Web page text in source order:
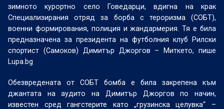
зимното курортно село Говедарци, вдигна на крак
Специализирания отряд за борба с тероризма (СОБТ),
военни формирования, полиция и жандармерия. Тя е била
предназначена за президента на футболния клуб Рилски
спортист (Самоков) Димитър Джоргов – Миткето, пише
Lupa.bg
Обезвредената от СОБТ бомба е била закрепена към
джантата на аудито на Димитър Джоргов по начин,
известен сред гангстерите като „грузинска целувка“ –